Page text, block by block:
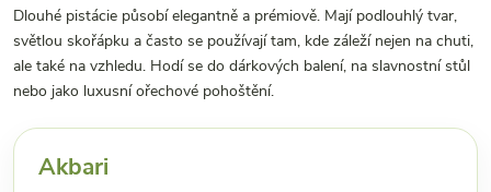
Dlouhé pistácie působí elegantně a prémiově. Mají podlouhlý tvar,
světlou skořápku a často se používají tam, kde záleží nejen na chuti,
ale také na vzhledu. Hodí se do dárkových balení, na slavnostní stůl
nebo jako luxusní ořechové pohoštění.
Akbari